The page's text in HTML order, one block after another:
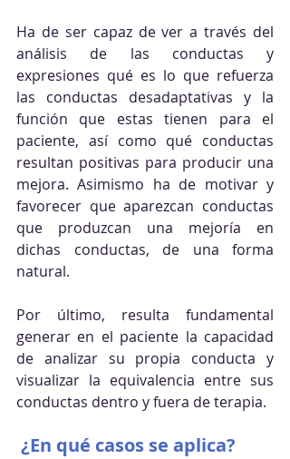
Ha de ser capaz de ver a través del
análisis de las conductas y
expresiones qué es lo que refuerza
las conductas desadaptativas y la
función que estas tienen para el
paciente, así como qué conductas
resultan positivas para producir una
mejora. Asimismo ha de motivar y
favorecer que aparezcan conductas
que produzcan una mejoría en
dichas conductas, de una forma
natural.
Por último, resulta fundamental
generar en el paciente la capacidad
de analizar su propia conducta y
visualizar la equivalencia entre sus
conductas dentro y fuera de terapia.
¿En qué casos se aplica?